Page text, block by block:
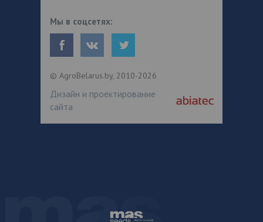
Мы в соцсетях:
© AgroBelarus.by, 2010-2026
Дизайн и проектирование
сайта